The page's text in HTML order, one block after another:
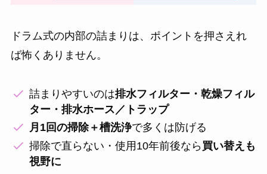
ドラム式の内部の詰まりは、ポイントを押さえれ
ば怖くありません。
詰まりやすいのは排水フィルター・乾燥フィル
ター・排水ホース／トラップ
月1回の掃除＋槽洗浄で多くは防げる
掃除で直らない・使用10年前後なら買い替えも
視野に